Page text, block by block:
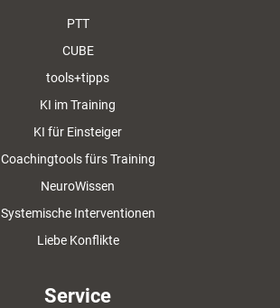
PTT
CUBE
tools+tipps
KI im Training
KI für Einsteiger
Coachingtools fürs Training
NeuroWissen
Systemische Interventionen
Liebe Konflikte
Service